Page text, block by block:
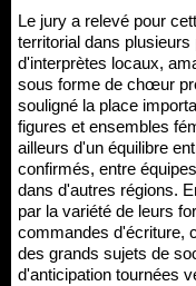
Le jury a relevé pour
territorial dans
d'interprètes locaux,
sous forme de chœur
souligné la place
figures et ensembles
ailleurs d'un équilibre
confirmés, entre
dans d'autres régions.
par la variété de leurs
commandes d'écriture,
des grands sujets de
d'anticipation tournées